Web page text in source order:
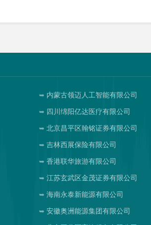
内蒙古领迈人工智能有限公司
四川绵阳亿达医疗有限公司
北京昌平区翰铭证券有限公司
吉林西展保险有限公司
香港联华旅游有限公司
江苏玄武区金茂证券有限公司
海南永泰新能源有限公司
安徽奥洲能源集团有限公司